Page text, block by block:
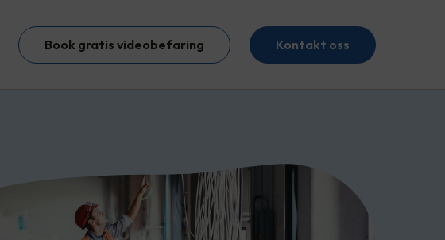
Book gratis videobefaring Kontakt oss